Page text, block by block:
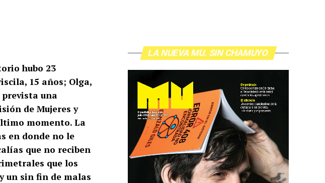
hubo 23
15 años; Olga,
prevista una
de Mujeres y
momento. La
en donde no le
que no reciben
que los
un sin fin de malas
LA NUEVA MU. SIN CHAMUYO